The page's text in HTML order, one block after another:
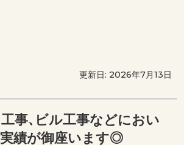
更新日: 2026年7月13日
事、ビル工事などにおい
績が御座います◎